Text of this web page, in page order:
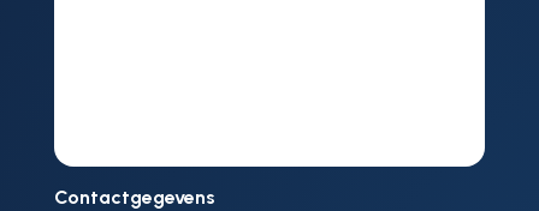
Contactgegevens